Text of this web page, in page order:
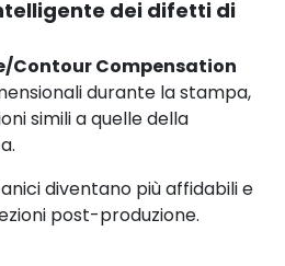
dei difetti di
Contour Compensation
durante la stampa,
simili a quelle della
diventano più affidabili e
post-produzione.